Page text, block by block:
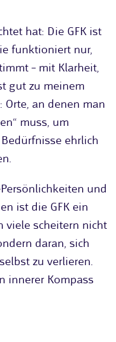
hat: Die GFK ist
funktioniert nur,
– mit Klarheit,
gut zu meinem
Orte, an denen man
muss, um
ehrlich
und
ist die GFK ein
viele scheitern nicht
daran, sich
zu verlieren.
innerer Kompass